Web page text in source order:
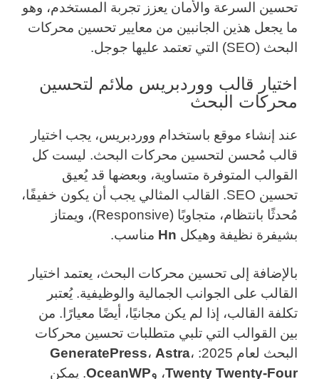
تحسين السرعة والأمان يعزز تجربة المستخدم، وهو
ما يجعل هذين الجانبين من معايير تحسين محركات
البحث (SEO) التي تعتمد عليها جوجل.
اختيار قالب ووردبريس ملائم لتحسين
محركات البحث
عند إنشاء موقع باستخدام ووردبريس، يجب اختيار
قالب مُحسن لتحسين محركات البحث. ليست كل
القوالب المتوفرة متساوية، وبعضها قد يُعيق
تحسين SEO. القالب المثالي يجب أن يكون خفيفًا،
مُحدثًا بانتظام، متجاوبًا (Responsive)، ويمتاز
بشيفرة نظيفة وهيكل Hn مناسب.
بالإضافة إلى تحسين محركات البحث، يعتمد اختيار
القالب على الجوانب الجمالية والوظيفية. يُعتبر
تكلفة القالب، إذا لم يكن مجانيًا، أيضًا معيارًا. من
بين القوالب التي تلبي متطلبات تحسين محركات
البحث لعام 2025:
GeneratePress، Astra،
Twenty Twenty-Four، وOceanWP. يمكن